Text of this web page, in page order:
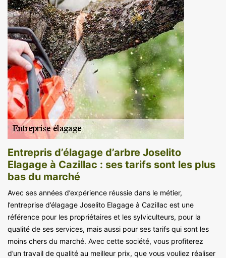
Entrepris d’élagage d’arbre Joselito
Elagage à Cazillac : ses tarifs sont les plus
bas du marché
Avec ses années d’expérience réussie dans le métier,
l’entreprise d’élagage Joselito Elagage à Cazillac est une
référence pour les propriétaires et les sylviculteurs, pour la
qualité de ses services, mais aussi pour ses tarifs qui sont les
moins chers du marché. Avec cette société, vous profiterez
d’un travail de qualité au meilleur prix, que vous vouliez réaliser